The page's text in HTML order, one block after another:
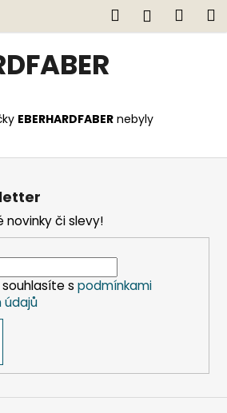
Hledat
EBERHARDFABER nebyly
novinky či slevy!
s podmínkami
údajů